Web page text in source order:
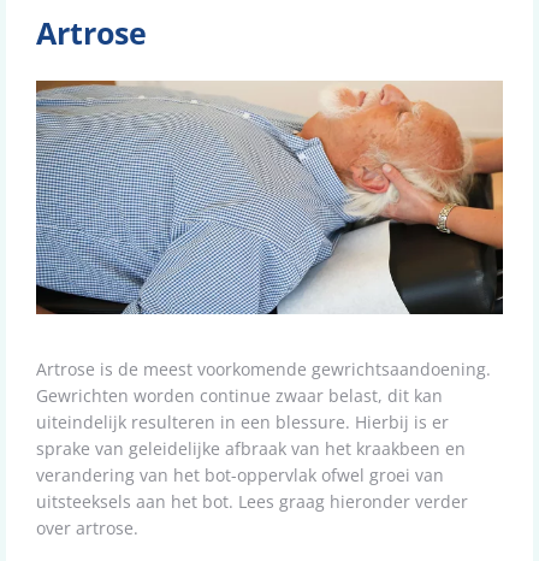
Artrose
Artrose is de meest voorkomende gewrichtsaandoening.
Gewrichten worden continue zwaar belast, dit kan
uiteindelijk resulteren in een blessure. Hierbij is er
sprake van geleidelijke afbraak van het kraakbeen en
verandering van het bot-oppervlak ofwel groei van
uitsteeksels aan het bot. Lees graag hieronder verder
over artrose.